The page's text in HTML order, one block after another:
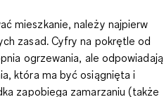
mieszkanie, należy najpierw
zasad. Cyfry na pokrętle od
ogrzewania, ale odpowiadają
, która ma być osiągnięta i
zapobiega zamarzaniu (także